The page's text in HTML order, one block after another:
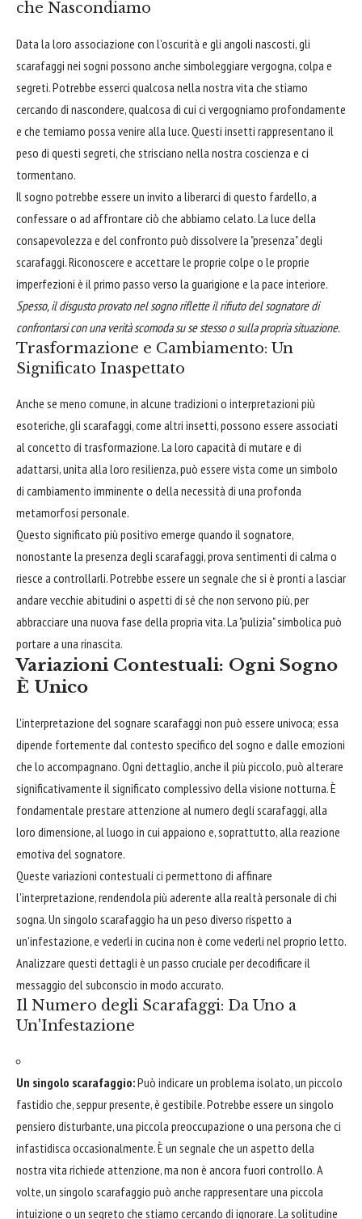
che Nascondiamo
Data la loro associazione con l'oscurità e gli angoli nascosti, gli
scarafaggi nei sogni possono anche simboleggiare vergogna, colpa e
segreti. Potrebbe esserci qualcosa nella nostra vita che stiamo
cercando di nascondere, qualcosa di cui ci vergogniamo profondamente
e che temiamo possa venire alla luce. Questi insetti rappresentano il
peso di questi segreti, che strisciano nella nostra coscienza e ci
tormentano.
Il sogno potrebbe essere un invito a liberarci di questo fardello, a
confessare o ad affrontare ciò che abbiamo celato. La luce della
consapevolezza e del confronto può dissolvere la "presenza" degli
scarafaggi. Riconoscere e accettare le proprie colpe o le proprie
imperfezioni è il primo passo verso la guarigione e la pace interiore.
Spesso, il disgusto provato nel sogno riflette il rifiuto del sognatore di
confrontarsi con una verità scomoda su se stesso o sulla propria situazione.
Trasformazione e Cambiamento: Un
Significato Inaspettato
Anche se meno comune, in alcune tradizioni o interpretazioni più
esoteriche, gli scarafaggi, come altri insetti, possono essere associati
al concetto di trasformazione. La loro capacità di mutare e di
adattarsi, unita alla loro resilienza, può essere vista come un simbolo
di cambiamento imminente o della necessità di una profonda
metamorfosi personale.
Questo significato più positivo emerge quando il sognatore,
nonostante la presenza degli scarafaggi, prova sentimenti di calma o
riesce a controllarli. Potrebbe essere un segnale che si è pronti a lasciar
andare vecchie abitudini o aspetti di sé che non servono più, per
abbracciare una nuova fase della propria vita. La "pulizia" simbolica può
portare a una rinascita.
Variazioni Contestuali: Ogni Sogno
È Unico
L'interpretazione del sognare scarafaggi non può essere univoca; essa
dipende fortemente dal contesto specifico del sogno e dalle emozioni
che lo accompagnano. Ogni dettaglio, anche il più piccolo, può alterare
significativamente il significato complessivo della visione notturna. È
fondamentale prestare attenzione al numero degli scarafaggi, alla
loro dimensione, al luogo in cui appaiono e, soprattutto, alla reazione
emotiva del sognatore.
Queste variazioni contestuali ci permettono di affinare
l'interpretazione, rendendola più aderente alla realtà personale di chi
sogna. Un singolo scarafaggio ha un peso diverso rispetto a
un'infestazione, e vederli in cucina non è come vederli nel proprio letto.
Analizzare questi dettagli è un passo cruciale per decodificare il
messaggio del subconscio in modo accurato.
Il Numero degli Scarafaggi: Da Uno a
Un'Infestazione
Un singolo scarafaggio:Può indicare un problema isolato, un piccolo
fastidio che, seppur presente, è gestibile. Potrebbe essere un singolo
pensiero disturbante, una piccola preoccupazione o una persona che ci
infastidisca occasionalmente. È un segnale che un aspetto della
nostra vita richiede attenzione, ma non è ancora fuori controllo. A
volte, un singolo scarafaggio può anche rappresentare una piccola
intuizione o un segreto che stiamo cercando di ignorare. La solitudine